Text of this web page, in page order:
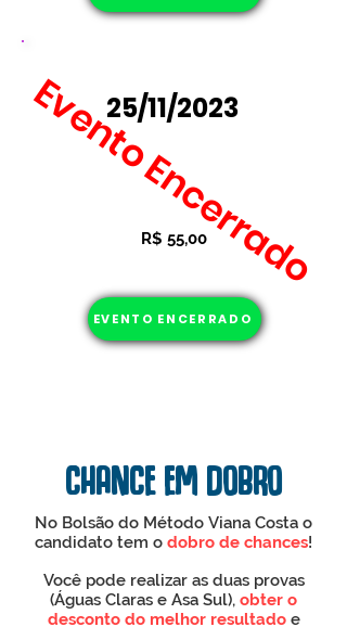
25/11/2023
Período de inscrições:
28/08/2023 - 25/11/2023
Taxa de inscrição:
R$ 55,00
Evento Encerrado
EVENTO ENCERRADO
CHANCE EM DOBRO
No Bolsão do Método Viana Costa o
candidato tem o dobro de chances!
Você pode realizar as duas provas
(Águas Claras e Asa Sul), obter o
desconto do melhor resultadoe